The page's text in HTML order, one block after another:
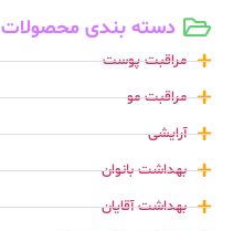
دسته بندی محصولات
مراقبت پوست
مراقبت مو
آرایشی
بهداشت بانوان
بهداشت آقایان